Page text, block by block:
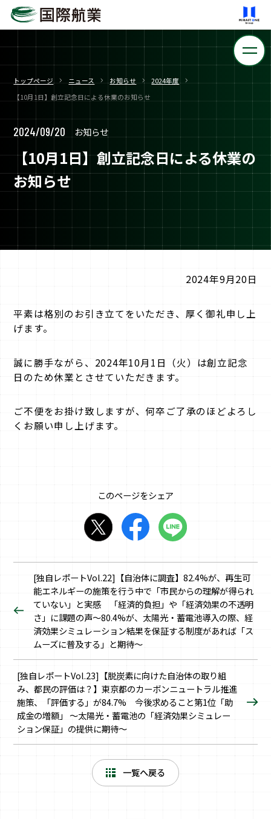
トップページ ニュース お知らせ
2024年度
【10月1日】創立記念日による休業のお知らせ
2024/09/20 お知らせ
【10月1日】創立記念日による休業の
お知らせ
2024年9月20日
平素は格別のお引き立てをいただき、厚く御礼申し上
げます。
誠に勝手ながら、2024年10月1日（火）は創立記念
日のため休業とさせていただきます。
ご不便をお掛け致しますが、何卒ご了承のほどよろし
くお願い申し上げます。
このページをシェア
[独自レポートVol.22]【自治体に調査】82.4%が、再生可
能エネルギーの施策を行う中で「市民からの理解が得られ
ていない」と実感 「経済的負担」や「経済効果の不透明
さ」に課題の声〜80.4%が、太陽光・蓄電池導入の際、経
済効果シミュレーション結果を保証する制度があれば「ス
ムーズに普及する」と期待〜
[独自レポートVol.23]【脱炭素に向けた自治体の取り組
み、都民の評価は？】東京都のカーボンニュートラル推進
施策、「評価する」が84.7% 今後求めること第1位「助
成金の増額」 〜太陽光・蓄電池の「経済効果シミュレー
ション保証」の提供に期待〜
一覧へ戻る